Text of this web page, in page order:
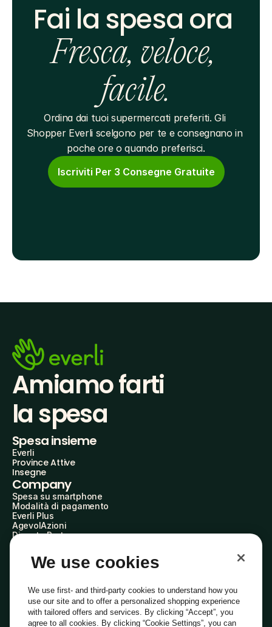
Fai la spesa ora
Fresca, veloce,
facile.
Ordina dai tuoi supermercati preferiti. Gli
Shopper Everli scelgono per te e consegnano in
poche ore o quando preferisci.
Iscriviti Per 3 Consegne Gratuite
Amiamo farti
la spesa
Spesa insieme
Everli
Province Attive
Insegne
Company
Spesa su smartphone
Modalità di pagamento
Everli Plus
AgevolAzioni
Diventa Partner
Everli Shoppers
About Us
Everli News
Domande frequenti
Lavora con noi
Diventa Shopper
We use cookies
We use first- and third-party cookies to understand how you
use our site and to offer a personalized shopping experience
with tailored offers and services. By clicking “Accept”, you
agree to all cookies. By clicking “Cookie Settings”, you can